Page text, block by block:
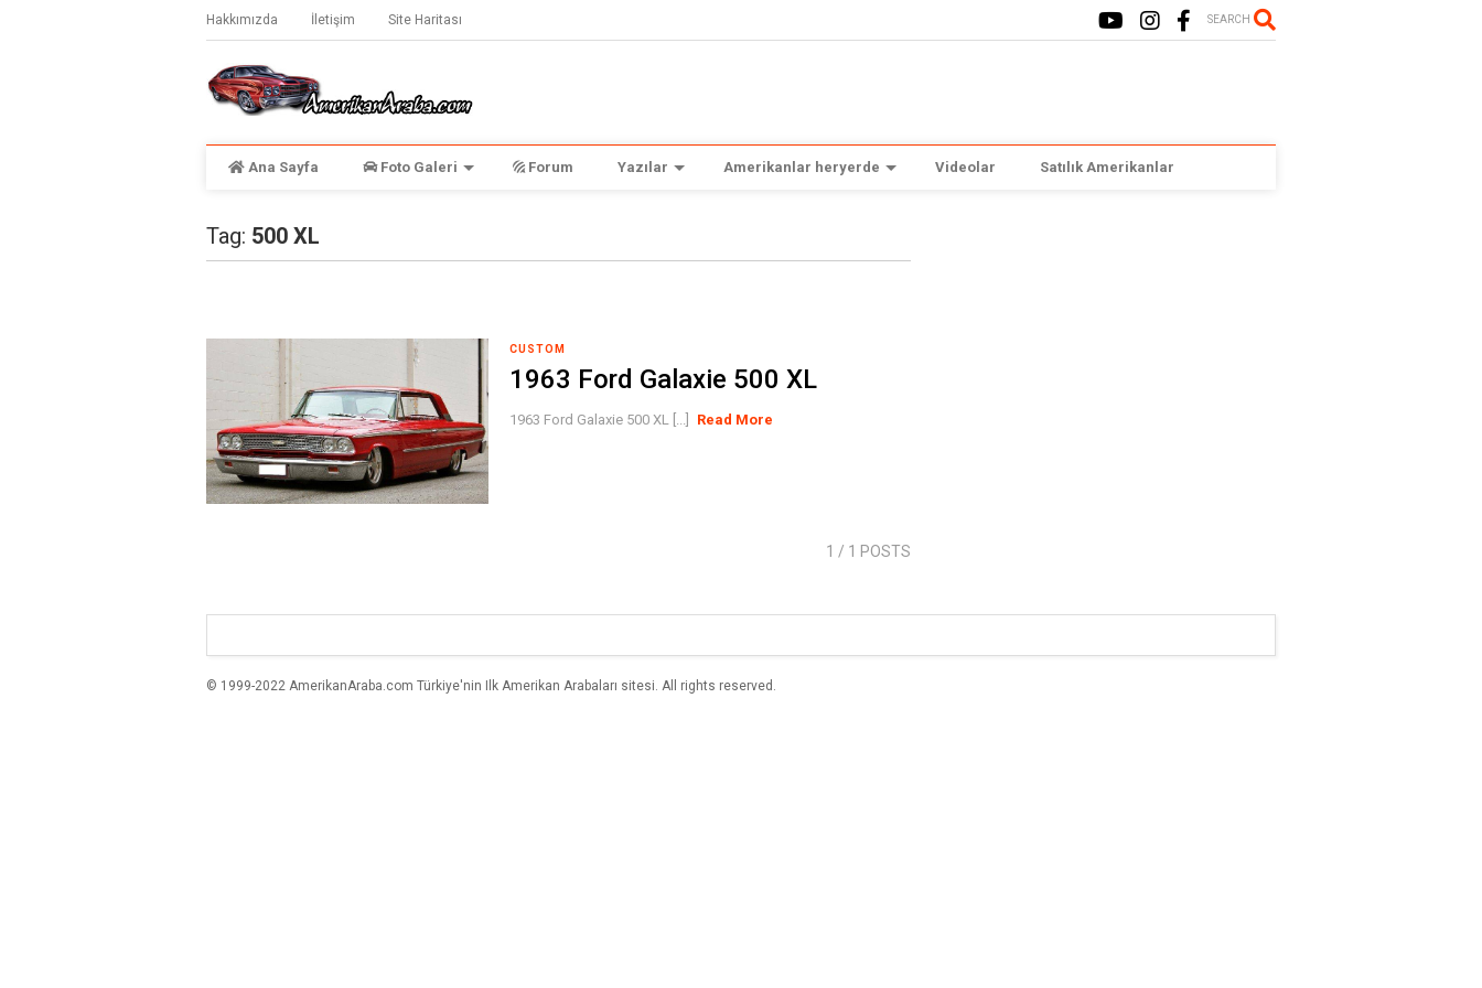
Hakkımızda İletişim Site Haritası SEARCH
Ana Sayfa Foto Galeri Forum Yazılar Amerikanlar heryerde Videolar Satılık Amerikanlar
Tag: 500 XL
CUSTOM
1963 Ford Galaxie 500 XL
1963 Ford Galaxie 500 XL [...] Read More
1 / 1 POSTS
© 1999-2022 AmerikanAraba.com Türkiye'nin Ilk Amerikan Arabaları sitesi. All rights reserved.